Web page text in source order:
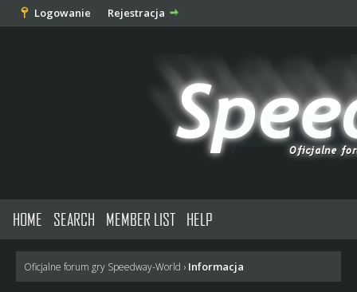
Logowanie Rejestracja
HOME SEARCH MEMBER LIST HELP
Oficjalne forum gry Speedway-World › Informacja